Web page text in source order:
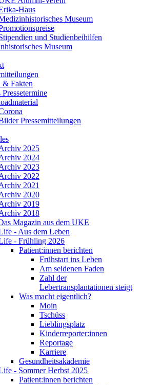
Haus
Museum
und Studienbeihilfen
Museum
& Fakten
Pressemitteilungen
2025
2024
2023
2022
2021
2020
2019
2018
Magazin aus dem UKE
- Aus dem Leben
- Frühling 2026
Patient:innen berichten
Frühstart ins Leben
Am seidenen Faden
Zahl der
Lebertransplantationen steigt
Was macht eigentlich?
Moin
Tschüss
Lieblingsplatz
Kinderreporter:innen
Reportage
Karriere
Gesundheitsakademie
- Sommer Herbst 2025
Patient:innen berichten